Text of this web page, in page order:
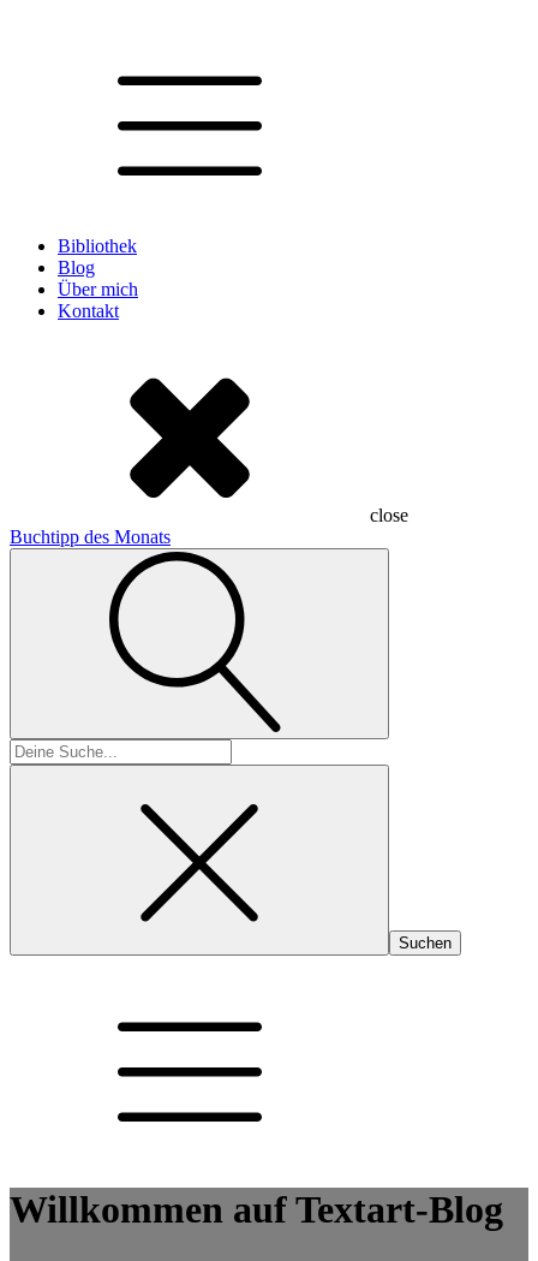
Bibliothek
Blog
Über mich
Kontakt
close
Buchtipp des Monats
Suchen
nach:
Willkommen auf Textart-Blog